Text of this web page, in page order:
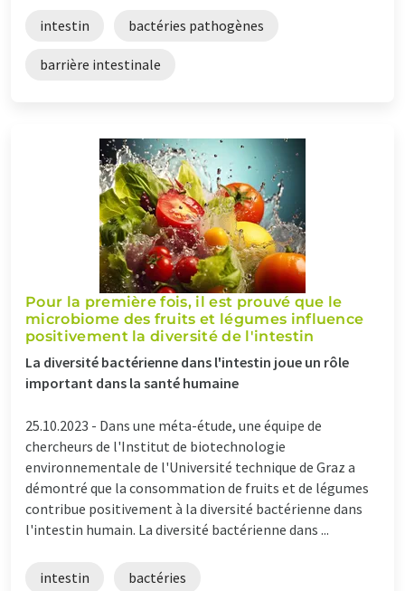
intestin bactéries pathogènes
barrière intestinale
Pour la première fois, il est prouvé que le
microbiome des fruits et légumes influence
positivement la diversité de l'intestin
La diversité bactérienne dans l'intestin joue un rôle
important dans la santé humaine
25.10.2023 - Dans une méta-étude, une équipe de
chercheurs de l'Institut de biotechnologie
environnementale de l'Université technique de Graz a
démontré que la consommation de fruits et de légumes
contribue positivement à la diversité bactérienne dans
l'intestin humain. La diversité bactérienne dans ...
intestin bactéries